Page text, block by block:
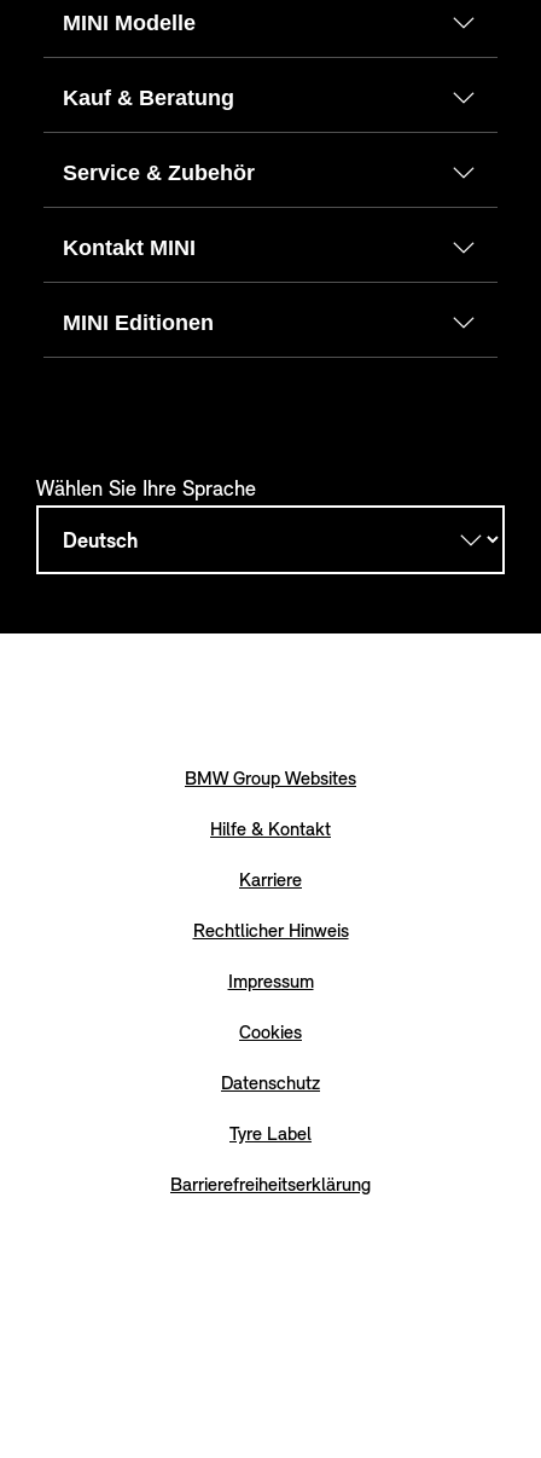
MINI Modelle
Kauf & Beratung
Service & Zubehör
Kontakt MINI
MINI Editionen
Wählen Sie Ihre Sprache
BMW Group Websites
Hilfe & Kontakt
Karriere
Rechtlicher Hinweis
Impressum
Cookies
Datenschutz
Tyre Label
Barrierefreiheitserklärung